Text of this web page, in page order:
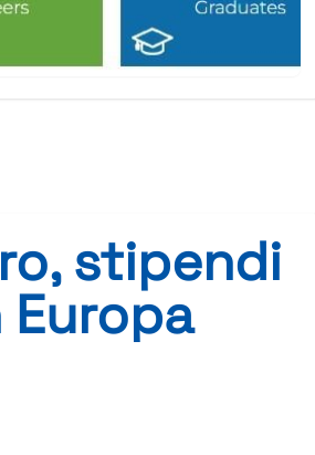
stipendi